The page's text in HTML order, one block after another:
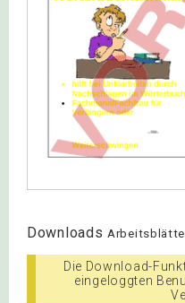
Downloads
Die Download-
eingeloggten